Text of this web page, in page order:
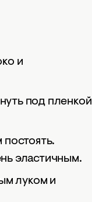
и
под пленкой
постоять.
эластичным.
луком и